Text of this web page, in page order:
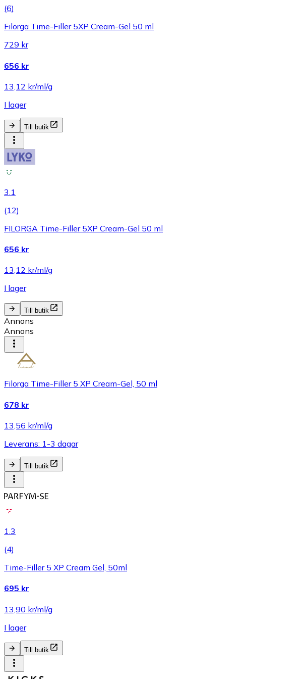
(6)
Filorga Time-Filler 5XP Cream-Gel 50 ml
729 kr
656 kr
13,12 kr/ml/g
I lager
Till butik
3.1
(12)
FILORGA Time-Filler 5XP Cream-Gel 50 ml
656 kr
13,12 kr/ml/g
I lager
Till butik
Annons
Annons
Filorga Time-Filler 5 XP Cream-Gel, 50 ml
678 kr
13,56 kr/ml/g
Leverans: 1-3 dagar
Till butik
1.3
(4)
Time-Filler 5 XP Cream Gel, 50ml
695 kr
13,90 kr/ml/g
I lager
Till butik